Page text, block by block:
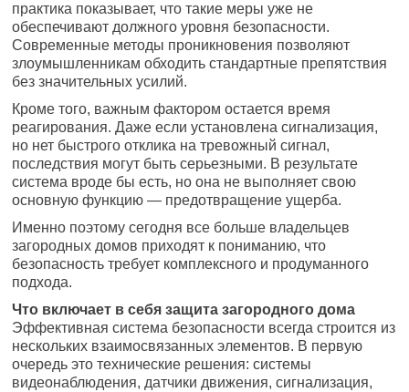
практика показывает, что такие меры уже не
обеспечивают должного уровня безопасности.
Современные методы проникновения позволяют
злоумышленникам обходить стандартные препятствия
без значительных усилий.
Кроме того, важным фактором остается время
реагирования. Даже если установлена сигнализация,
но нет быстрого отклика на тревожный сигнал,
последствия могут быть серьезными. В результате
система вроде бы есть, но она не выполняет свою
основную функцию — предотвращение ущерба.
Именно поэтому сегодня все больше владельцев
загородных домов приходят к пониманию, что
безопасность требует комплексного и продуманного
подхода.
Что включает в себя защита загородного дома
Эффективная система безопасности всегда строится из
нескольких взаимосвязанных элементов. В первую
очередь это технические решения: системы
видеонаблюдения, датчики движения, сигнализация,